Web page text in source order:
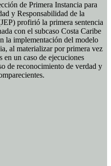
de Primera Instancia para
y Responsabilidad de la
profirió la primera sentencia
con el subcaso Costa Caribe
la implementación del modelo
al materializar por primera vez
en un caso de ejecuciones
de reconocimiento de verdad y